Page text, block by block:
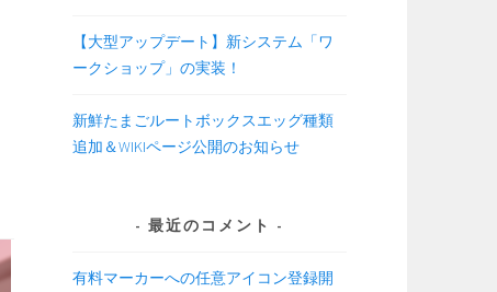
【大型アップデート】新システム「ワ
ークショップ」の実装！
新鮮たまごルートボックスエッグ種類
追加＆WIKIページ公開のお知らせ
最近のコメント
有料マーカーへの任意アイコン登録開